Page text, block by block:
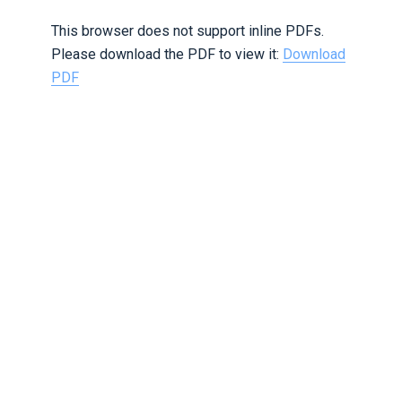
This browser does not support inline PDFs.
Please download the PDF to view it: Download
PDF